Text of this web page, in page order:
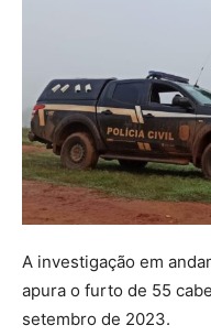
A investigação em
apura o furto de 55
setembro de 2023.